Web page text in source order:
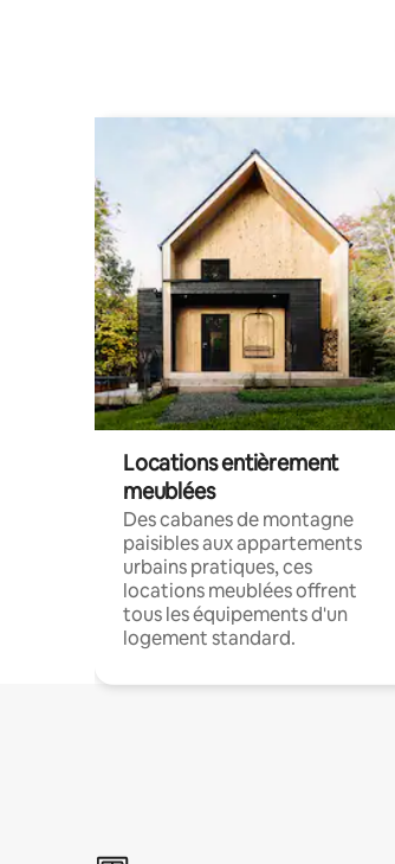
Locations entièrement
meublées
Des cabanes de montagne
paisibles aux appartements
urbains pratiques, ces
locations meublées offrent
tous les équipements d'un
logement standard.